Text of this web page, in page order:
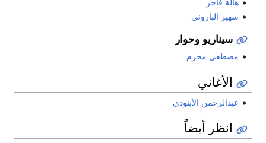
هالة فاخر
سهير الباروني
سيناريو وحوار
مصطفى محرم
الأغاني
عبدالرحمن الأبنودي
انظر أيضاً